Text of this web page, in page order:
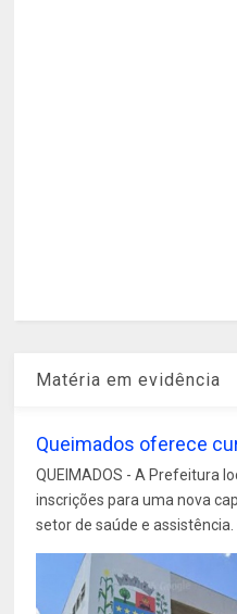
Matéria em evidência
Queimados oferece
QUEIMADOS - A Prefeitura
inscrições para uma nova
setor de saúde e assistência.